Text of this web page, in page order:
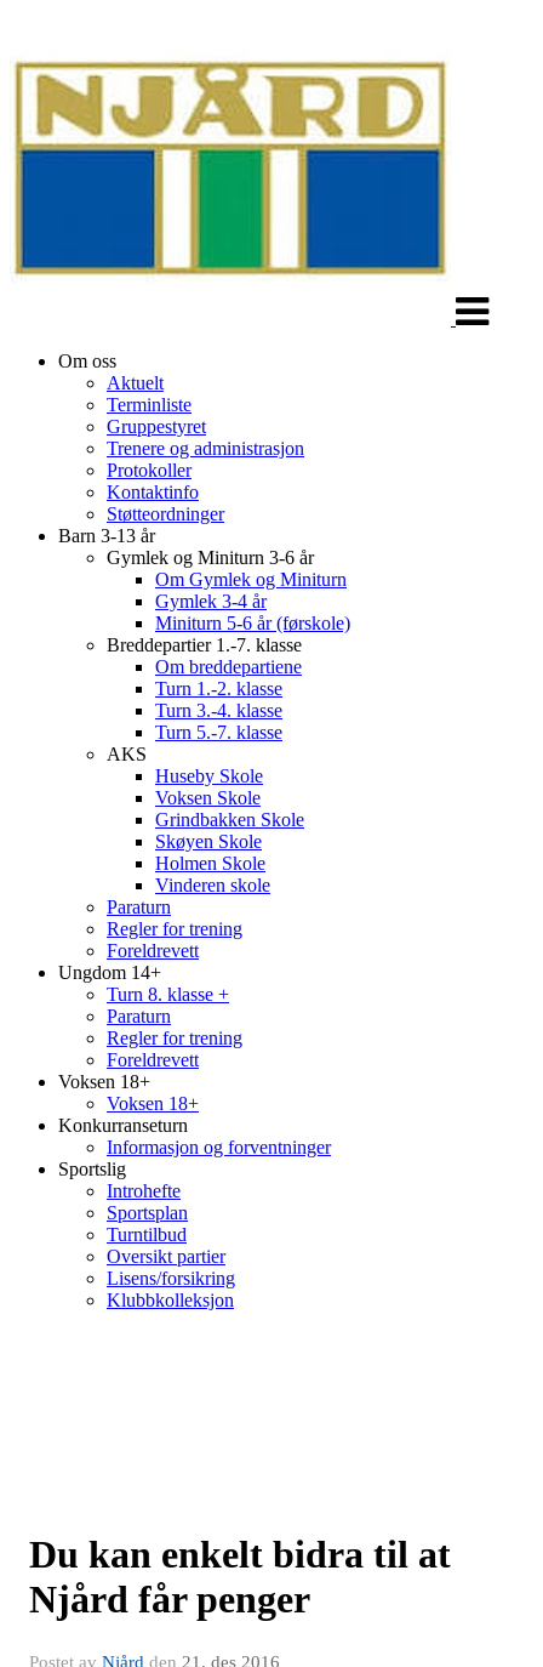
Om oss
Aktuelt
Terminliste
Gruppestyret
Trenere og administrasjon
Protokoller
Kontaktinfo
Støtteordninger
Barn 3-13 år
Gymlek og Miniturn 3-6 år
Om Gymlek og Miniturn
Gymlek 3-4 år
Miniturn 5-6 år (førskole)
Breddepartier 1.-7. klasse
Om breddepartiene
Turn 1.-2. klasse
Turn 3.-4. klasse
Turn 5.-7. klasse
AKS
Huseby Skole
Voksen Skole
Grindbakken Skole
Skøyen Skole
Holmen Skole
Vinderen skole
Paraturn
Regler for trening
Foreldrevett
Ungdom 14+
Turn 8. klasse +
Paraturn
Regler for trening
Foreldrevett
Voksen 18+
Voksen 18+
Konkurranseturn
Informasjon og forventninger
Sportslig
Introhefte
Sportsplan
Turntilbud
Oversikt partier
Lisens/forsikring
Klubbkolleksjon
Du kan enkelt bidra til at
Njård får penger
Postet av Njård den 21. des 2016